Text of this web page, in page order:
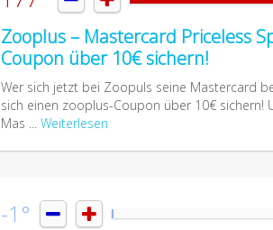
Zooplus – Mastercard Priceless
Coupon über 10€ sichern!
Wer sich jetzt bei Zoopuls seine Mastercard
sich einen zooplus-Coupon über 10€
Mas ... Weiterlesen
-1°  